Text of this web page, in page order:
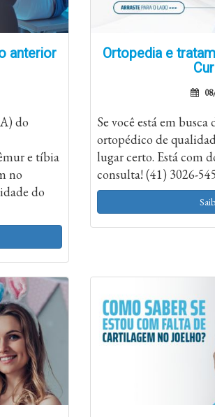
anterior
do
e tíbia
no
do
Ortopedia e
Se você está em
ortopédico de
lugar certo. Está com
consulta! (41) 3026-